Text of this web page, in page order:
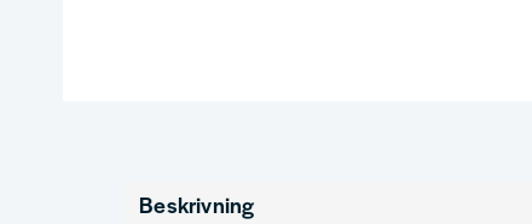
Beskrivning